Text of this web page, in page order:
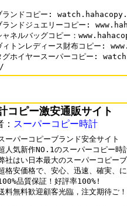
ランドコピー:
ランドジュエリーコピー:
ャネルバッグコピー：
ィトンレディース財布コピー:
グホイヤースーパーコピー:
コピー激安通販サイト
スーパーコピー時計
ーパーコピーブランド安全サイト
人気新作NO.1のスーパーコピー時
社はい日本最大のスーパーコピー
格安価格で、安心、迅速、確実、
品質保証！好評率100%!
料無料歓迎顧客光臨，注文期待ご！